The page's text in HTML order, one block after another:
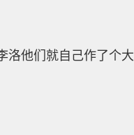
洛他们就自己作了个大